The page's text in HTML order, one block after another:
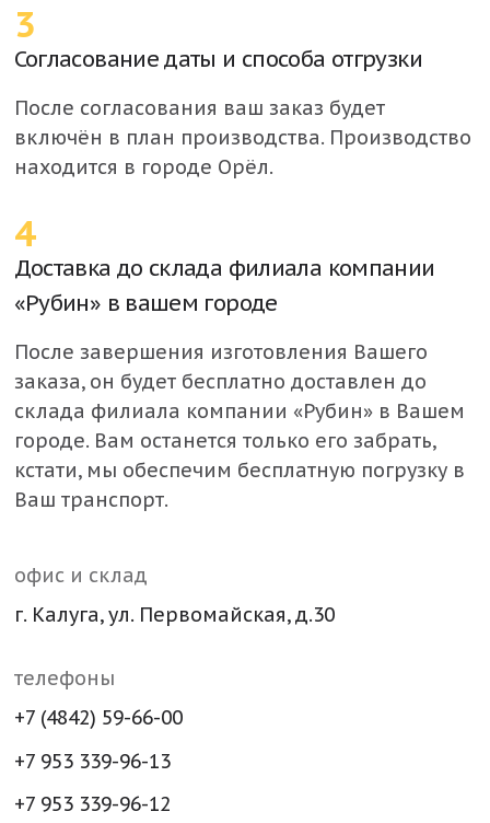
3
Согласование даты и способа отгрузки
После согласования ваш заказ будет
включён в план производства. Производство
находится в городе Орёл.
4
Доставка до склада филиала компании
«Рубин» в вашем городе
После завершения изготовления Вашего
заказа, он будет бесплатно доставлен до
склада филиала компании «Рубин» в Вашем
городе. Вам останется только его забрать,
кстати, мы обеспечим бесплатную погрузку в
Ваш транспорт.
офис и склад
г. Калуга, ул. Первомайская, д.30
телефоны
+7 (4842) 59-66-00
+7 953 339-96-13
+7 953 339-96-12